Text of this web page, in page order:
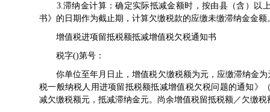
3.滞纳金计算：确定实际抵减金额时，按由县（含）以
书》的日期作为截止期，计算欠缴税款的应缴未缴滞纳金金额
增值税进项留抵税额抵减增值税欠税通知书
税字()第号：
你单位至年月日止，增值税欠缴税额为元，应缴滞纳金为
税一般纳税人用进项留抵税额抵减增值税欠税问题的通知 》
减欠缴税额元，抵减滞纳金元。尚余增值税留抵税额／欠缴税